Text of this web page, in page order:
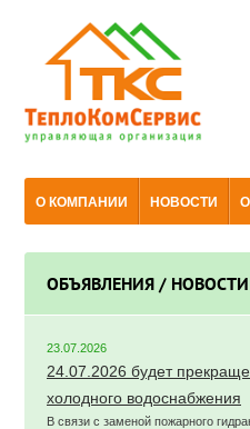
О КОМПАНИИ НОВОСТИ
ОБЪЯВЛЕНИЯ / НОВОСТИ
23.07.2026
24.07.2026 будет
холодного водоснабжения
В связи с заменой пожарного